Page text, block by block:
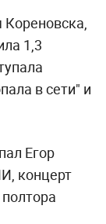
1,3
в сети" и
Егор
концерт